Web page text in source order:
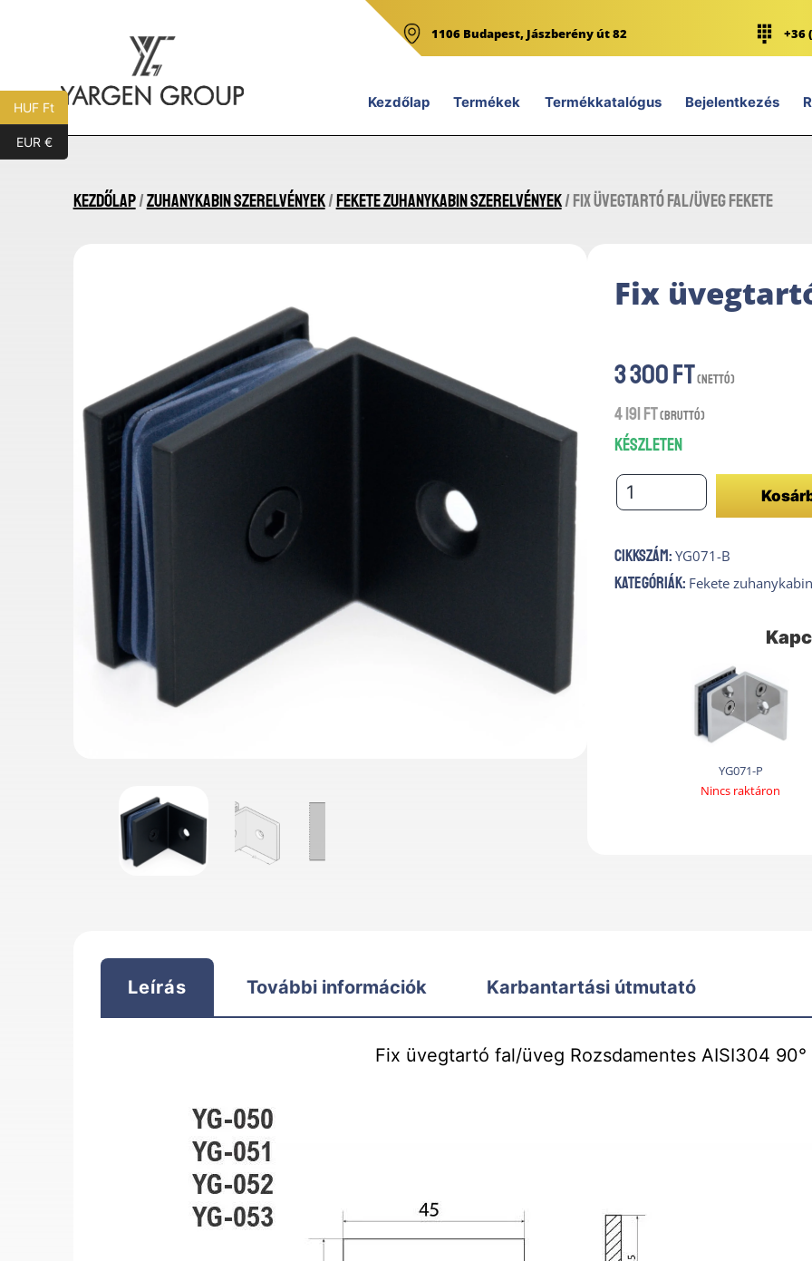
1106 Budapest, Jászberény út 82 +36
Kezdőlap Termékek Termékkatalógus Bejelentkezés
Kezdőlap/Zuhanykabin szerelvények/Fekete zuhanykabin szerelvények/ Fix üvegtartó fal/üveg FEKETE
Fix
3 300Ft(nettó)
4 191 Ft(bruttó)
Készleten
Fix
üvegtartó
Cikkszám:YG071-B
Kategóriák: Fekete
YG071-P
Nincs raktáron
Leírás További információk Karbantartási útmutató
Fix üvegtartó fal/üveg Rozsdamentes AISI304 90°
HUF Ft
EUR €